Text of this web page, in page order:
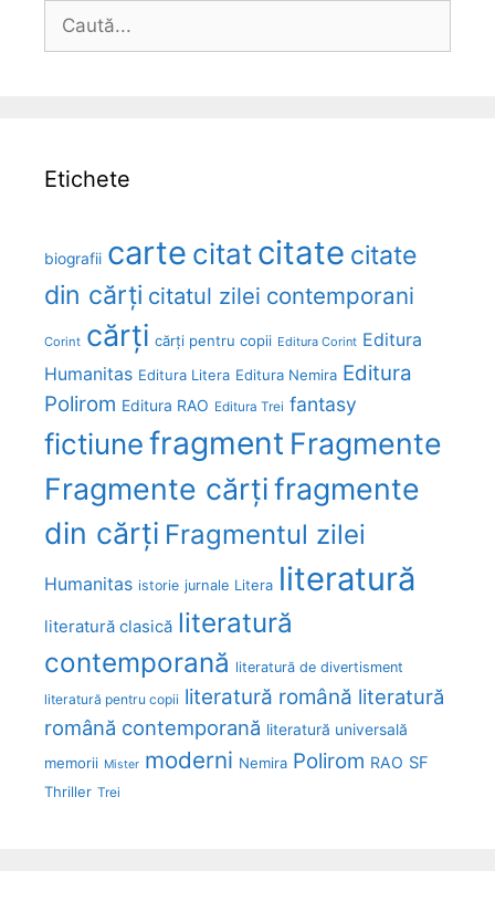
Caută
Etichete
biografii carte citatcitate citate
din cărți citatul zilei contemporani
Corint cărți cărți pentru copii Editura Corint Editura
Humanitas Editura Litera Editura Nemira Editura
Polirom Editura RAO Editura Trei fantasy
fictiunefragment Fragmente
Fragmente cărțifragmente
din cărți Fragmentul zilei
Humanitas istorie jurnale Litera literatură
literatură clasică literatură
contemporană literatură de divertisment
literatură pentru copii literatură română literatură
română contemporană literatură universală
memorii Mister moderni Nemira Polirom RAO SF
Thriller Trei